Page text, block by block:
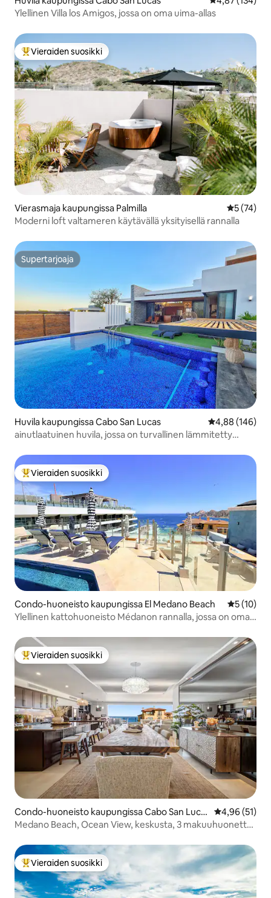
Ylellinen Villa los Amigos, jossa on oma uima-allas
Vieraiden suosikkien parhaimmistoa
Vieraiden suosikki
Vierasmaja kaupungissa Palmilla
5 (74)
Moderni loft valtameren käytävällä yksityisellä rannalla
Supertarjoaja
Supertarjoaja
Huvila kaupungissa Cabo San Lucas
4,88 (146)
ainutlaatuinen huvila, jossa on turvallinen lämmitetty
Vieraiden suosikkien parhaimmistoa
Vieraiden suosikki
Condo-huoneisto kaupungissa El Medano Beach
5 (10)
Ylellinen kattohuoneisto Médanon rannalla, jossa on oma
Vieraiden suosikkien parhaimmistoa
Vieraiden suosikki
Condo-huoneisto kaupungissa Cabo San Luca
s
4,96 (51)
Medano Beach, Ocean View, keskusta, 3 makuuhuonetta,
Vieraiden suosikkien parhaimmistoa
Vieraiden suosikki